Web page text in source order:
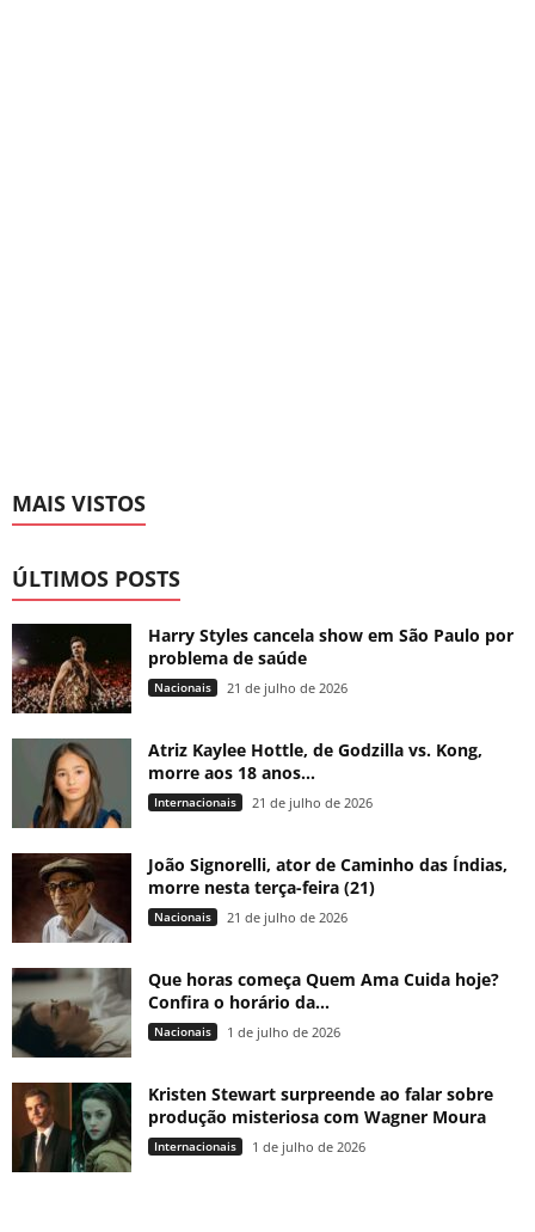
MAIS VISTOS
ÚLTIMOS POSTS
Harry Styles cancela show em São Paulo por
problema de saúde
Nacionais 21 de julho de 2026
Atriz Kaylee Hottle, de Godzilla vs. Kong,
morre aos 18 anos...
Internacionais 21 de julho de 2026
João Signorelli, ator de Caminho das Índias,
morre nesta terça-feira (21)
Nacionais 21 de julho de 2026
Que horas começa Quem Ama Cuida hoje?
Confira o horário da...
Nacionais 1 de julho de 2026
Kristen Stewart surpreende ao falar sobre
produção misteriosa com Wagner Moura
Internacionais 1 de julho de 2026